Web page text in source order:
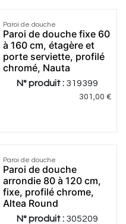
Paroi de douche
Paroi de douche fixe 60
à 160 cm, étagère et
porte serviette, profilé
chromé, Nauta
N° produit : 319399
301,00 €
Paroi de douche
Paroi de douche
arrondie 80 à 120 cm,
fixe, profilé chrome,
Altea Round
N° produit : 305209